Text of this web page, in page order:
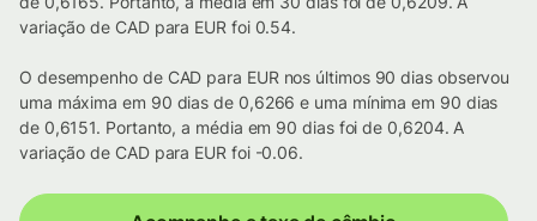
variação de CAD para EUR foi 0.54.
O desempenho de CAD para EUR nos últimos 90 dias observou
uma máxima em 90 dias de 0,6266 e uma mínima em 90 dias
de 0,6151. Portanto, a média em 90 dias foi de 0,6204. A
variação de CAD para EUR foi -0.06.